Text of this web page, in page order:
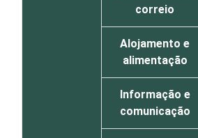
correio
Alojamento e
alimentação
Informação e
comunicação